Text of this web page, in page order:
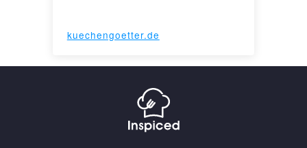
kuechengoetter.de